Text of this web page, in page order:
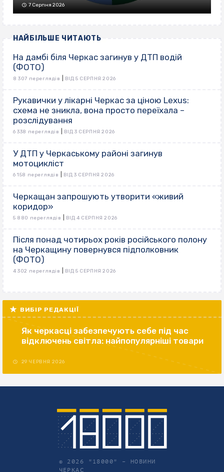
7 Серпня 2026
НАЙБІЛЬШЕ ЧИТАЮТЬ
На дамбі біля Черкас загинув у ДТП водій
(ФОТО)
8 307 переглядів ВІД 5 СЕРПНЯ 2026
Рукавички у лікарні Черкас за ціною Lexus:
схема не зникла, вона просто переїхала –
розслідування
6 338 переглядів ВІД 3 СЕРПНЯ 2026
У ДТП у Черкаському районі загинув
мотоцикліст
6 158 переглядів ВІД 3 СЕРПНЯ 2026
Черкащан запрошують утворити «живий
коридор»
5 880 переглядів ВІД 4 СЕРПНЯ 2026
Після понад чотирьох років російського полону
на Черкащину повернувся підполковник
(ФОТО)
4 302 переглядів ВІД 5 СЕРПНЯ 2026
ВИБІР РЕДАКЦІЇ
Як черкасці забезпечують себе під час
відключень світла: найпопулярніші товари
29 ЧЕРВНЯ 2026
© 2026 "18000" – НОВИНИ
ЧЕРКАС